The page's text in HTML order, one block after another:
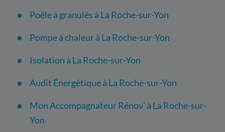
Poêle à granulés à La Roche-sur-Yon
Pompe à chaleur à La Roche-sur-Yon
Isolation à La Roche-sur-Yon
Audit Énergétique à La Roche-sur-Yon
Mon Accompagnateur Rénov' à La Roche-sur-
Yon